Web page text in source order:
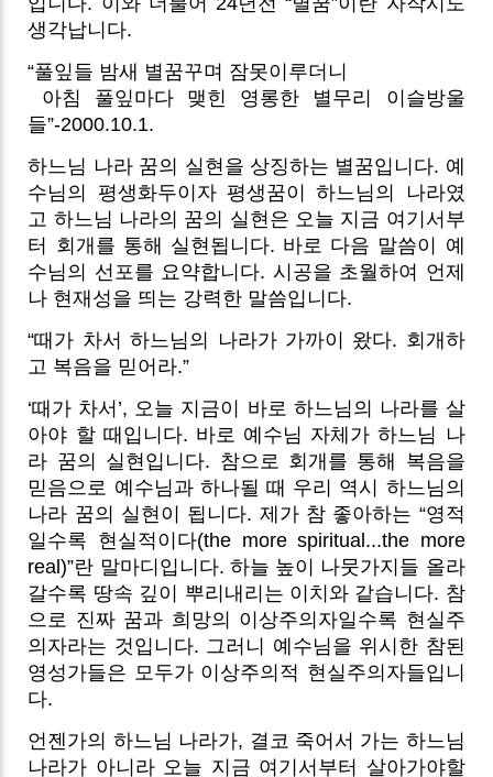
생각납니다.
“풀잎들 밤새 별꿈꾸며 잠못이루더니
아침 풀잎마다 맺힌 영롱한 별무리 이슬방울
들”-2000.10.1.
하느님 나라 꿈의 실현을 상징하는 별꿈입니다. 예
수님의 평생화두이자 평생꿈이 하느님의 나라였
고 하느님 나라의 꿈의 실현은 오늘 지금 여기서부
터 회개를 통해 실현됩니다. 바로 다음 말씀이 예
수님의 선포를 요약합니다. 시공을 초월하여 언제
나 현재성을 띄는 강력한 말씀입니다.
“때가 차서 하느님의 나라가 가까이 왔다. 회개하
고 복음을 믿어라.”
‘때가 차서’, 오늘 지금이 바로 하느님의 나라를 살
아야 할 때입니다. 바로 예수님 자체가 하느님 나
라 꿈의 실현입니다. 참으로 회개를 통해 복음을
믿음으로 예수님과 하나될 때 우리 역시 하느님의
나라 꿈의 실현이 됩니다. 제가 참 좋아하는 “영적
일수록 현실적이다(the more spiritual...the more
real)”란 말마디입니다. 하늘 높이 나뭇가지들 올라
갈수록 땅속 깊이 뿌리내리는 이치와 같습니다. 참
으로 진짜 꿈과 희망의 이상주의자일수록 현실주
의자라는 것입니다. 그러니 예수님을 위시한 참된
영성가들은 모두가 이상주의적 현실주의자들입니
다.
언젠가의 하느님 나라가, 결코 죽어서 가는 하느님
나라가 아니라 오늘 지금 여기서부터 살아가야할